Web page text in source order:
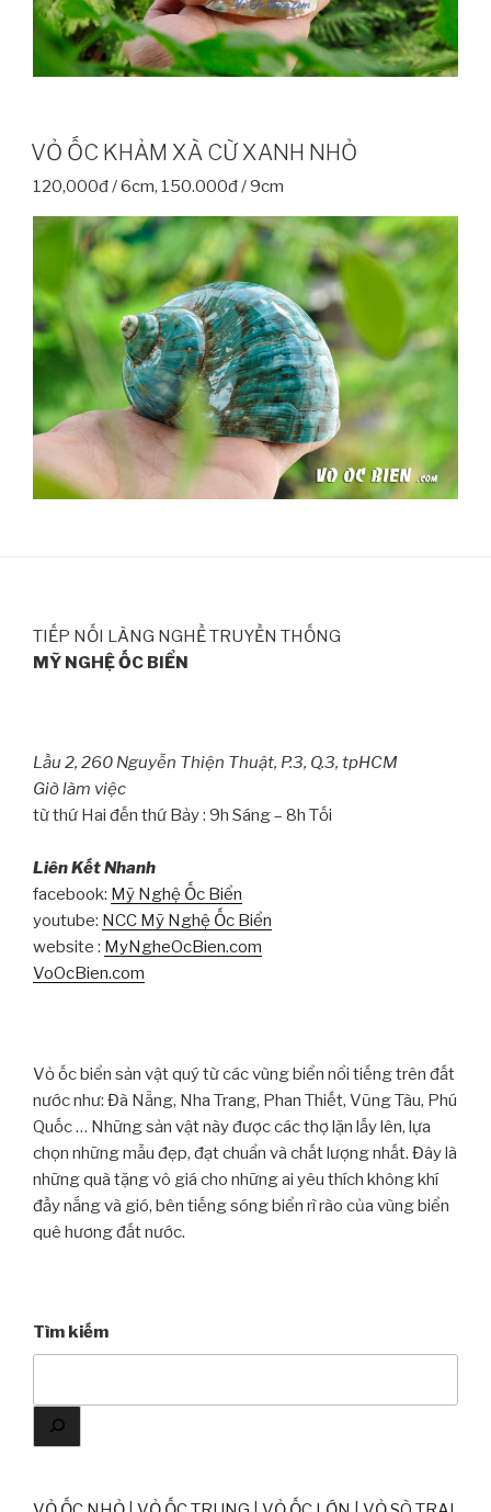
VỎ ỐC KHẢM XÀ CỪ XANH NHỎ
120,000đ / 6cm, 150.000đ / 9cm
TIẾP NỐI LÀNG NGHỀ TRUYỀN THỐNG
MỸ NGHỆ ỐC BIỂN
Lầu 2, 260 Nguyễn Thiện Thuật, P.3, Q.3, tpHCM
Giờ làm việc
từ thứ Hai đến thứ Bảy : 9h Sáng – 8h Tối
Liên Kết Nhanh
facebook: Mỹ Nghệ Ốc Biển
youtube: NCC Mỹ Nghệ Ốc Biển
website : MyNgheOcBien.com
VoOcBien.com
Vỏ ốc biển sản vật quý từ các vùng biển nổi tiếng trên đất
nước như: Đà Nẵng, Nha Trang, Phan Thiết, Vũng Tàu, Phú
Quốc … Những sản vật này được các thợ lặn lấy lên, lựa
chọn những mẫu đẹp, đạt chuẩn và chất lượng nhất. Đây là
những quà tặng vô giá cho những ai yêu thích không khí
đầy nắng và gió, bên tiếng sóng biển rì rào của vùng biển
quê hương đất nước.
Tìm kiếm